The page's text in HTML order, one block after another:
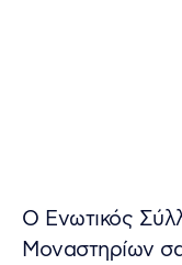
O Ενωτικός
Μοναστηρίων